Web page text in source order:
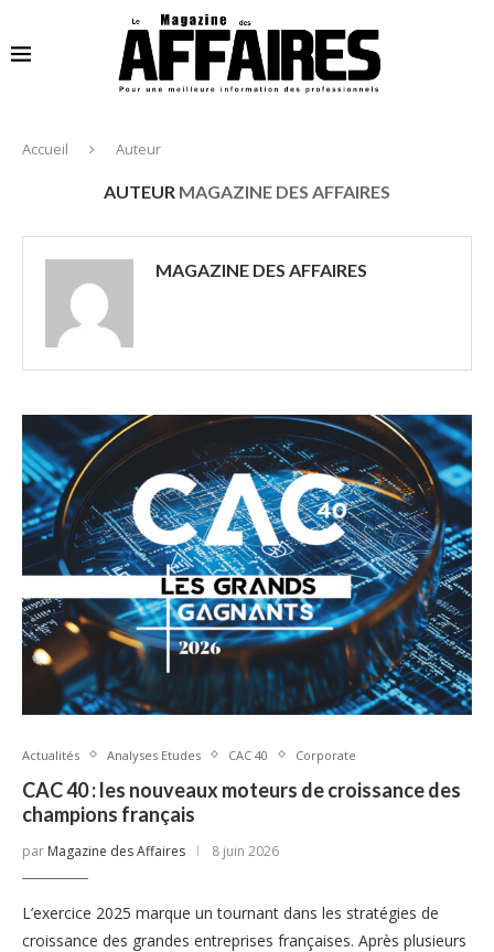
Accueil Auteur
AUTEUR MAGAZINE DES AFFAIRES
MAGAZINE DES AFFAIRES
Actualités Analyses Etudes CAC 40 Corporate
CAC 40 : les nouveaux moteurs de croissance des
champions français
par Magazine des Affaires 8 juin 2026
L’exercice 2025 marque un tournant dans les stratégies de
croissance des grandes entreprises françaises. Après plusieurs